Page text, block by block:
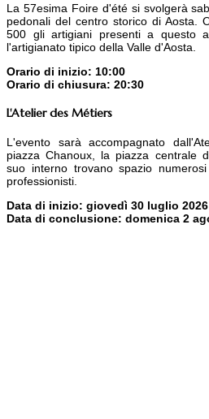
La 57esima Foire d'été si svolgerà
pedonali del centro storico di Aosta.
500 gli artigiani presenti a questo
l'artigianato tipico della Valle d'Aosta.
Orario di inizio: 10:00
Orario di chiusura: 20:30
L'Atelier des Métiers
L'evento sarà accompagnato dall'
piazza Chanoux, la piazza centrale
suo interno trovano spazio
professionisti.
Data di inizio: giovedì 30 luglio 2026
Data di conclusione: domenica 2